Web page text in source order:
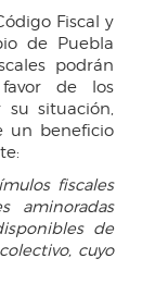
Fiscal y
de Puebla
podrán
de los
su situación,
un beneficio
fiscales
aminoradas
de
cuyo